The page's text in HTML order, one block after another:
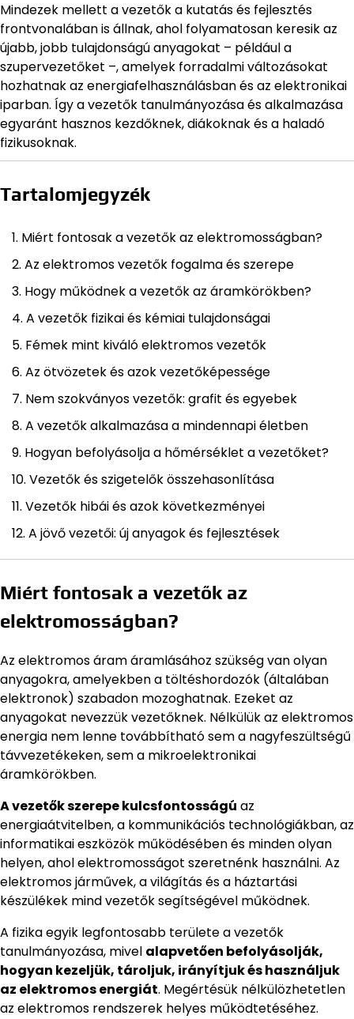
Mindezek mellett a vezetők a kutatás és fejlesztés
frontvonalában is állnak, ahol folyamatosan keresik az
újabb, jobb tulajdonságú anyagokat – például a
szupervezetőket –, amelyek forradalmi változásokat
hozhatnak az energiafelhasználásban és az elektronikai
iparban. Így a vezetők tanulmányozása és alkalmazása
egyaránt hasznos kezdőknek, diákoknak és a haladó
fizikusoknak.
Tartalomjegyzék
Miért fontosak a vezetők az elektromosságban?
Az elektromos vezetők fogalma és szerepe
Hogy működnek a vezetők az áramkörökben?
A vezetők fizikai és kémiai tulajdonságai
Fémek mint kiváló elektromos vezetők
Az ötvözetek és azok vezetőképessége
Nem szokványos vezetők: grafit és egyebek
A vezetők alkalmazása a mindennapi életben
Hogyan befolyásolja a hőmérséklet a vezetőket?
Vezetők és szigetelők összehasonlítása
Vezetők hibái és azok következményei
A jövő vezetői: új anyagok és fejlesztések
Miért fontosak a vezetők az
elektromosságban?
Az elektromos áram áramlásához szükség van olyan
anyagokra, amelyekben a töltéshordozók (általában
elektronok) szabadon mozoghatnak. Ezeket az
anyagokat nevezzük vezetőknek. Nélkülük az elektromos
energia nem lenne továbbítható sem a nagyfeszültségű
távvezetékeken, sem a mikroelektronikai
áramkörökben.
A vezetők szerepe kulcsfontosságú az
energiaátvitelben, a kommunikációs technológiákban, az
informatikai eszközök működésében és minden olyan
helyen, ahol elektromosságot szeretnénk használni. Az
elektromos járművek, a világítás és a háztartási
készülékek mind vezetők segítségével működnek.
A fizika egyik legfontosabb területe a vezetők
tanulmányozása, mivel alapvetően befolyásolják,
hogyan kezeljük, tároljuk, irányítjuk és használjuk
az elektromos energiát. Megértésük nélkülözhetetlen
az elektromos rendszerek helyes működtetéséhez.